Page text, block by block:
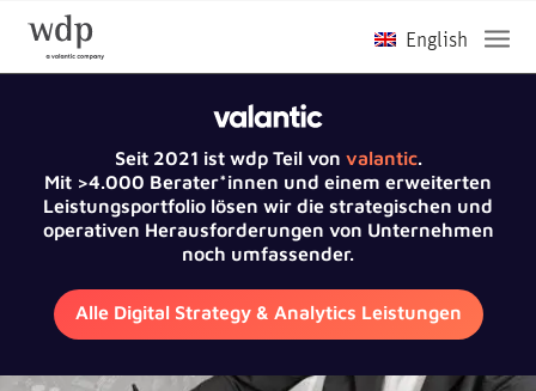
Seit 2021 ist wdp Teil von valantic.
Mit >4.000 Berater*innen und einem erweiterten
Leistungsportfolio lösen wir die strategischen und
operativen Herausforderungen von Unternehmen
noch umfassender.
Alle Digital Strategy & Analytics Leistungen